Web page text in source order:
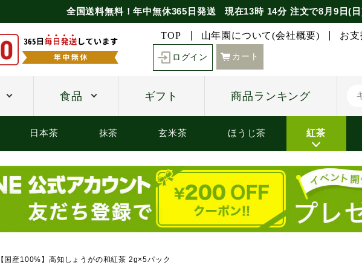
全国送料無料！年中無休365日発送 現在13時 14分 注文で8月9日(
TOP 山年園について(会社概要) お
ログイン カート
食品 ギフト 商品ランキング
日本茶 抹茶 玄米茶 ほうじ茶 紅茶
【国産100%】高知しょうがの和紅茶 2g×5パック